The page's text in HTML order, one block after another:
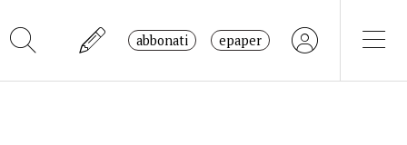
abbonati epaper